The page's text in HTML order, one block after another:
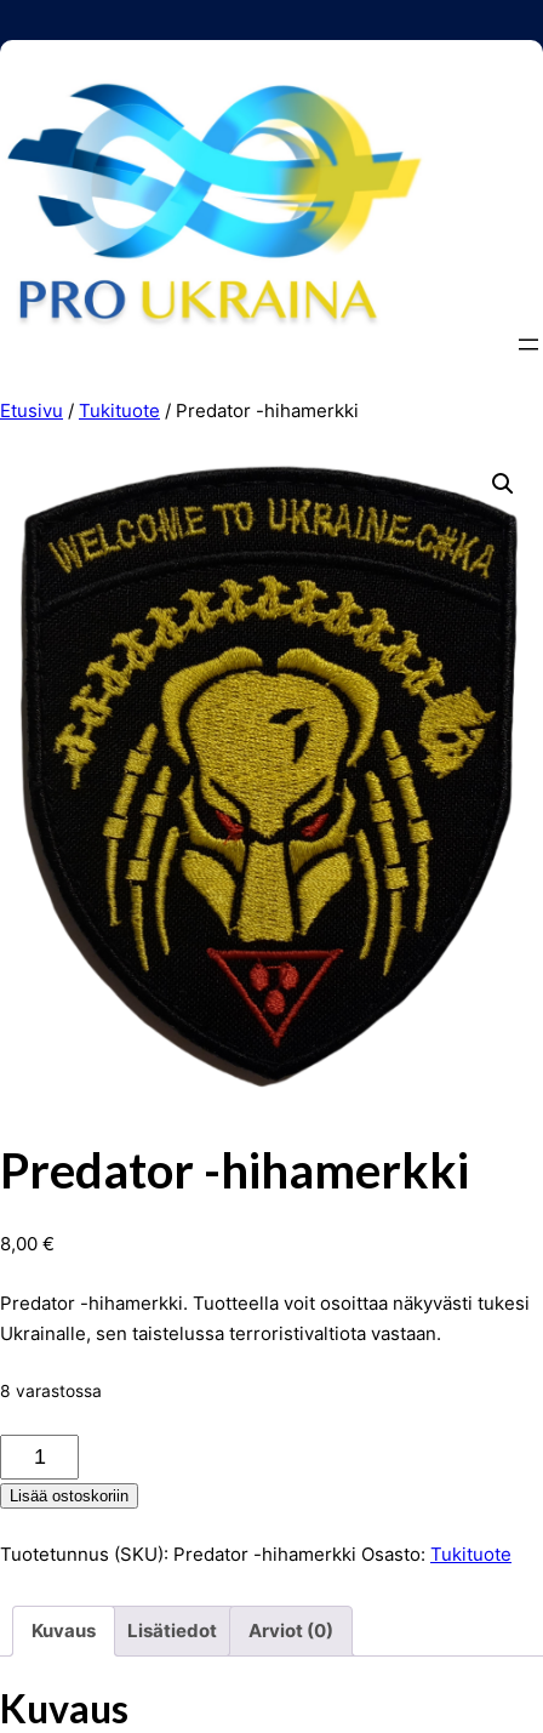
sisältöön
Etusivu / Tukituote / Predator -hihamerkki
Predator -hihamerkki
8,00 €
Predator -hihamerkki. Tuotteella voit osoittaa näkyvästi tukesi
Ukrainalle, sen taistelussa terroristivaltiota vastaan.
8 varastossa
Predator
-
hihamerkki
Lisää ostoskoriin
Tuotetunnus (SKU): Predator -hihamerkki Osasto: Tukituote
Kuvaus Lisätiedot Arviot (0)
Kuvaus